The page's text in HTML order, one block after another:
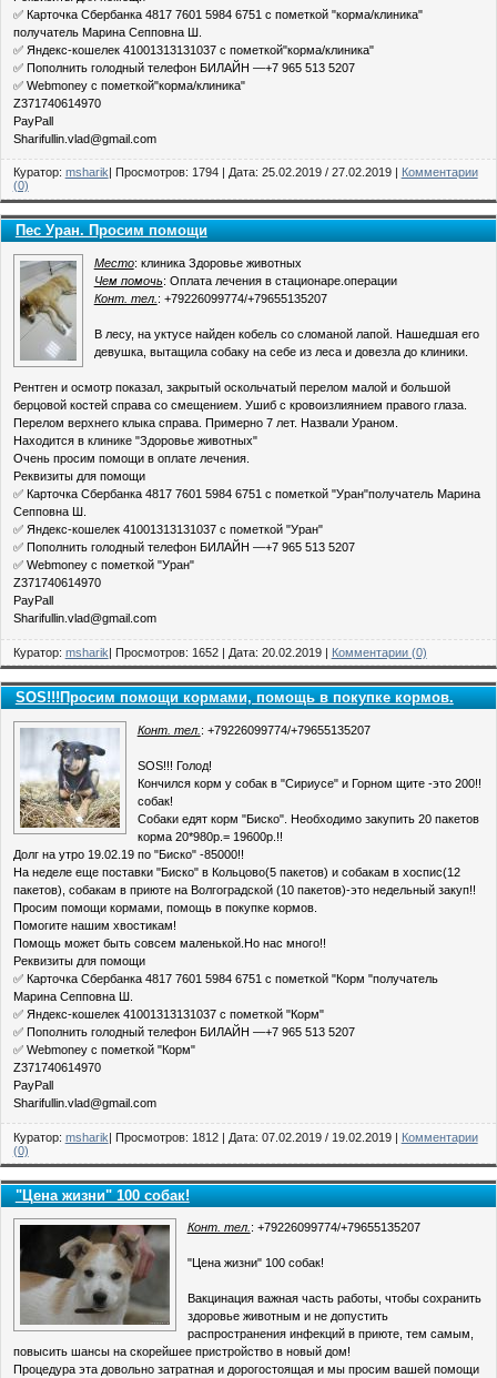
✅ Карточка Сбербанка 4817 7601 5984 6751 с пометкой "корма/клиника"
получатель Марина Сепповна Ш.
✅ Яндекс-кошелек 41001313131037 с пометкой"корма/клиника"
✅ Пополнить голодный телефон БИЛАЙН —+7 965 513 5207
✅ Webmoney с пометкой"корма/клиника"
Z371740614970
PayPall
Sharifullin.vlad@gmail.com
Куратор: msharik| Просмотров: 1794 | Дата: 25.02.2019 / 27.02.2019|
Комментарии
(0)
Пес Уран. Просим помощи
Место: клиника Здоровье животных
Чем помочь: Оплата лечения в стационаре.операции
Конт. тел. : +79226099774/+79655135207
В лесу, на уктусе найден кобель со сломаной лапой. Нашедшая его
девушка, вытащила собаку на себе из леса и довезла до клиники.
Рентген и осмотр показал, закрытый оскольчатый перелом малой и большой
берцовой костей справа со смещением. Ушиб с кровоизлиянием правого глаза.
Перелом верхнего клыка справа. Примерно 7 лет. Назвали Ураном.
Находится в клинике "Здоровье животных"
Очень просим помощи в оплате лечения.
Реквизиты для помощи
✅ Карточка Сбербанка 4817 7601 5984 6751 с пометкой "Уран"получатель Марина
Сепповна Ш.
✅ Яндекс-кошелек 41001313131037 с пометкой "Уран"
✅ Пополнить голодный телефон БИЛАЙН —+7 965 513 5207
✅ Webmoney с пометкой "Уран"
Z371740614970
PayPall
Sharifullin.vlad@gmail.com
Куратор: msharik| Просмотров: 1652 | Дата: 20.02.2019 | Комментарии (0)
SOS!!!Просим помощи кормами, помощь в покупке кормов.
Конт. тел. : +79226099774/+79655135207
SOS!!! Голод!
Кончился корм у собак в "Сириусе" и Горном щите -это 200!!
собак!
Собаки едят корм "Биско". Необходимо закупить 20 пакетов
корма 20*980р.= 19600р.!!
Долг на утро 19.02.19 по "Биско" -85000!!
На неделе еще поставки "Биско" в Кольцово(5 пакетов) и собакам в хоспис(12
пакетов), собакам в приюте на Волгоградской (10 пакетов)-это недельный закуп!!
Просим помощи кормами, помощь в покупке кормов.
Помогите нашим хвостикам!
Помощь может быть совсем маленькой.Но нас много!!
Реквизиты для помощи
✅ Карточка Сбербанка 4817 7601 5984 6751 с пометкой "Корм "получатель
Марина Сепповна Ш.
✅ Яндекс-кошелек 41001313131037 с пометкой "Корм"
✅ Пополнить голодный телефон БИЛАЙН —+7 965 513 5207
✅ Webmoney с пометкой "Корм"
Z371740614970
PayPall
Sharifullin.vlad@gmail.com
Куратор: msharik| Просмотров: 1812 | Дата: 07.02.2019 / 19.02.2019| Комментарии
(0)
"Цена жизни" 100 собак!
Конт. тел. : +79226099774/+79655135207
"Цена жизни" 100 собак!
Вакцинация важная часть работы, чтобы сохранить
здоровье животным и не допустить
распространения инфекций в приюте, тем самым,
повысить шансы на скорейшее пристройство в новый дом!
Процедура эта довольно затратная и дорогостоящая и мы просим вашей помощи